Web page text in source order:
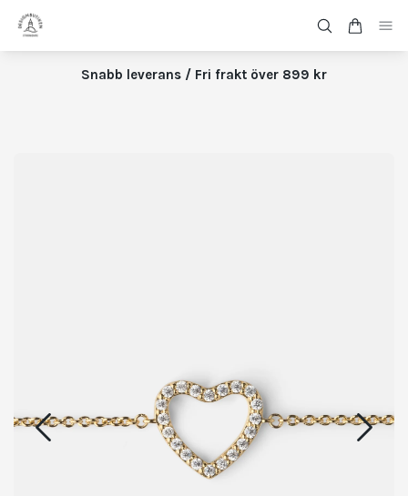
Snabb leverans / Fri frakt över 899 kr